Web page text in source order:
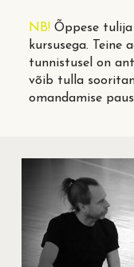
NB!Õppese tulija
kursusega. Teine
tunnistusel on
võib tulla
omandamise